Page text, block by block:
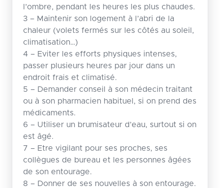
l’ombre, pendant les heures les plus chaudes.
3 – Maintenir son logement à l’abri de la
chaleur (volets fermés sur les côtés au soleil,
climatisation…)
4 – Eviter les efforts physiques intenses,
passer plusieurs heures par jour dans un
endroit frais et climatisé.
5 – Demander conseil à son médecin traitant
ou à son pharmacien habituel, si on prend des
médicaments.
6 – Utiliser un brumisateur d’eau, surtout si on
est âgé.
7 – Etre vigilant pour ses proches, ses
collègues de bureau et les personnes âgées
de son entourage.
8 – Donner de ses nouvelles à son entourage.